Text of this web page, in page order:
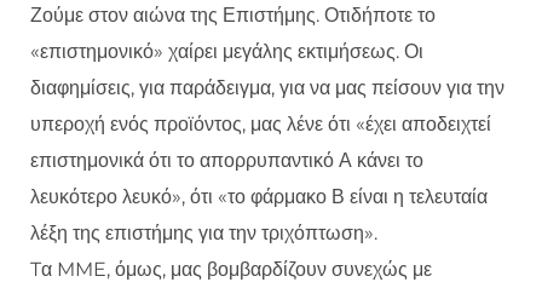
Ζούμε στον αιώνα της Επιστήμης. Οτιδήποτε το
«επιστημονικό» χαίρει μεγάλης εκτιμήσεως. Οι
διαφημίσεις, για παράδειγμα, για να μας πείσουν για την
υπεροχή ενός προϊόντος, μας λένε ότι «έχει αποδειχτεί
επιστημονικά ότι το απορρυπαντικό Α κάνει το
λευκότερο λευκό», ότι «το φάρμακο Β είναι η τελευταία
λέξη της επιστήμης για την τριχόπτωση».
Tα MME, όμως, μας βομβαρδίζουν συνεχώς με